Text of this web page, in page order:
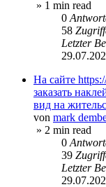
» 1 min read
0
58
Letzter
На сайте
заказать
вид на
von mark
» 2 min read
0
39
Letzter